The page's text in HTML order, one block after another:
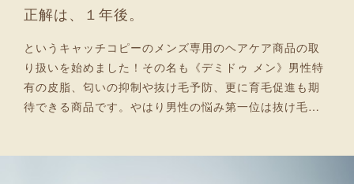
正解は、１年後。
というキャッチコピーのメンズ専用のヘアケア商品の取
り扱いを始めました！その名も《デミドゥ メン》男性特
有の皮脂、匂いの抑制や抜け毛予防、更に育毛促進も期
待できる商品です。やはり男性の悩み第一位は抜け毛…